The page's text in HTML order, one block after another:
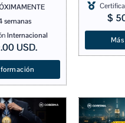
semanas
Internacional
USD.
$